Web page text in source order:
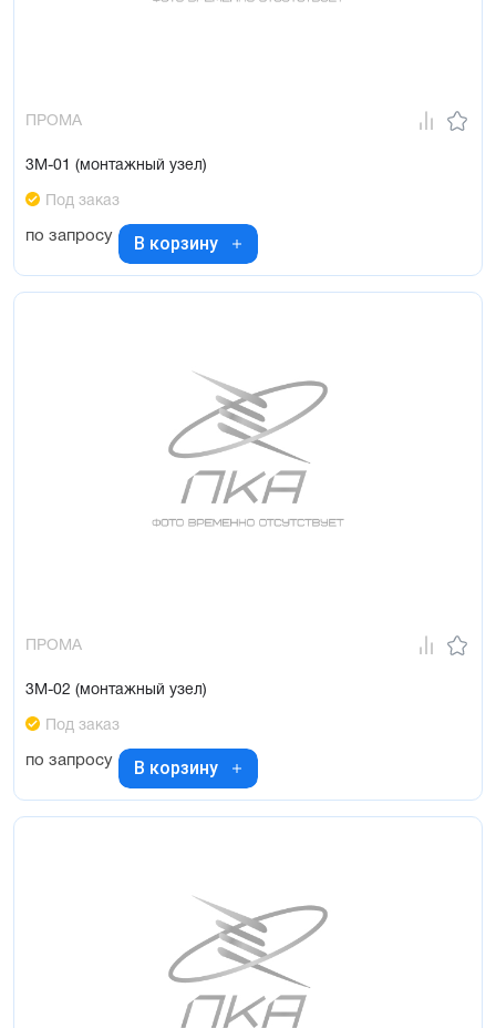
ПРОМА
3М-01 (монтажный узел)
Под заказ
по запросу В корзину
ПРОМА
3М-02 (монтажный узел)
Под заказ
по запросу В корзину